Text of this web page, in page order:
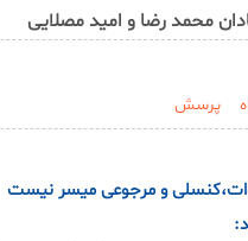
پرسش
و مرجوعی میسر نیست